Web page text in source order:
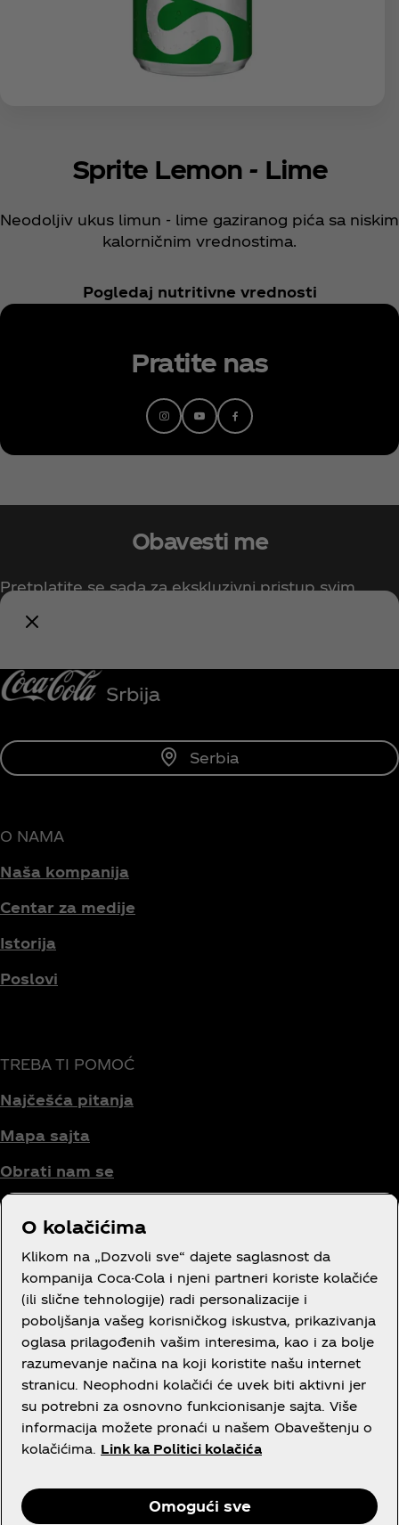
Sprite Lemon - Lime
Neodoljiv ukus limun - lime gaziranog pića sa niskim
kalorničnim vrednostima.
Pogledaj nutritivne vrednosti
Pratite nas
Obavesti me
Pretplatite se sada za ekskluzivni pristup svim
Serbia
O NAMA
Naša kompanija
Centar za medije
Istorija
Poslovi
TREBA TI POMOĆ
Najčešća pitanja
Mapa sajta
Obrati nam se
Uslovi korišćenja
Obaveštenje o privatnosti potrošača
Podešavanja kolačića
Obaveštenje o kolačićima
Izjava o dostupnosti
O kolačićima
Klikom na „Dozvoli sve“ dajete saglasnost da
kompanija Coca-Cola i njeni partneri koriste kolačiće
(ili slične tehnologije) radi personalizacije i
poboljšanja vašeg korisničkog iskustva, prikazivanja
oglasa prilagođenih vašim interesima, kao i za bolje
razumevanje načina na koji koristite našu internet
stranicu. Neophodni kolačići će uvek biti aktivni jer
su potrebni za osnovno funkcionisanje sajta. Više
informacija možete pronaći u našem Obaveštenju o
kolačićima. Link ka Politici kolačića
Omogući sve